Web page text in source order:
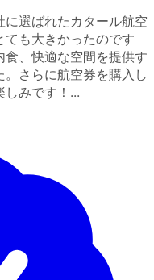
選ばれたカタール航空
も大きかったのです
、快適な空間を提供す
さらに航空券を購入し
しみです！...